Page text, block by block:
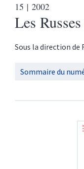
15 | 2002
Les
Sous la direction de
Sommaire du